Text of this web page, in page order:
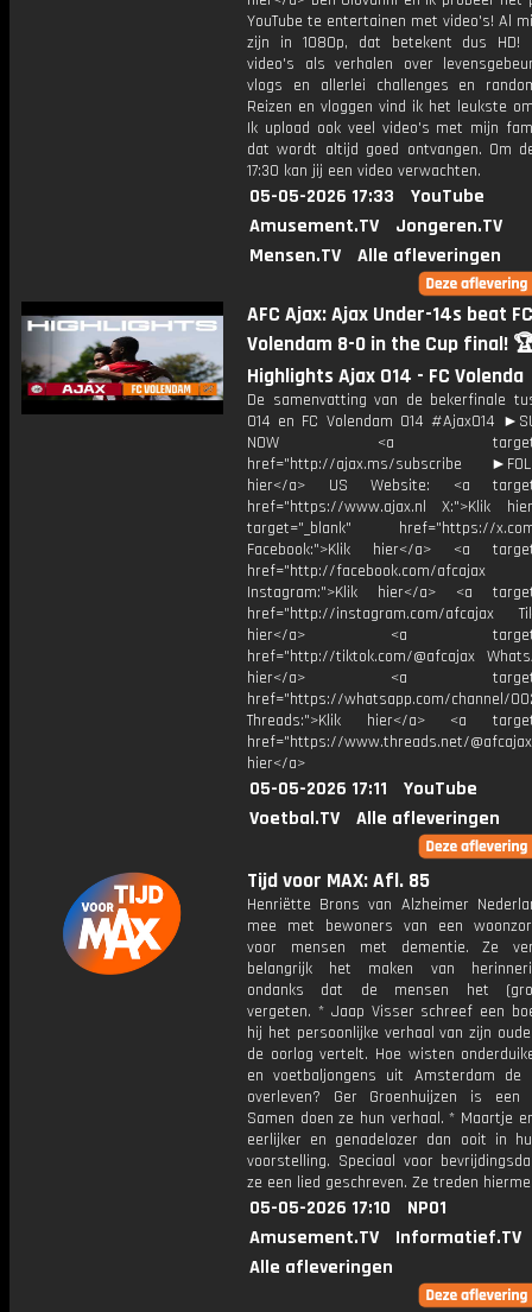
YouTube te entertainen met video's! Al
zijn in 1080p, dat betekent dus HD!
video's als verhalen over
vlogs en allerlei challenges en
Reizen en vloggen vind ik het leukste
Ik upload ook veel video's met mijn
dat wordt altijd goed ontvangen. Om
17:30 kan jij een video verwachten.
05-05-2026 17:33
YouTube
Amusement.TV
Jongeren.TV
Mensen.TV
Alle afleveringen
AFC Ajax: Ajax Under-14s beat FC
Volendam 8-0 in the Cup final!
Highlights Ajax O14 - FC Volenda
De samenvatting van de bekerfinale
O14 en FC Volendam O14 #AjaxO14
NOW <a
href="http://ajax.ms/subscribe
hier</a> US Website: <a
href="https://www.ajax.nl X:">Klik
target="_blank" href="https://x.com/
Facebook:">Klik hier</a> <a
href="http://facebook.com/afcajax
Instagram:">Klik hier</a> <a
href="http://instagram.com/afcajax
hier</a> <a
href="http://tiktok.com/@afcajax
hier</a> <a
href="https://whatsapp.com/channel/
Threads:">Klik hier</a> <a
href="https://www.threads.net/
hier</a>
05-05-2026 17:11
YouTube
Voetbal.TV
Alle afleveringen
Tijd voor MAX: Afl. 85
Henriëtte Brons van Alzheimer
mee met bewoners van een
voor mensen met dementie. Ze
belangrijk het maken van
ondanks dat de mensen het
vergeten. * Jaap Visser schreef een
hij het persoonlijke verhaal van zijn
de oorlog vertelt. Hoe wisten
en voetbaljongens uit Amsterdam de
overleven? Ger Groenhuijzen is een
Samen doen ze hun verhaal. * Maartje
eerlijker en genadelozer dan ooit in
voorstelling. Speciaal voor
ze een lied geschreven. Ze treden
05-05-2026 17:10
NPO1
Amusement.TV
Informatief.TV
Alle afleveringen